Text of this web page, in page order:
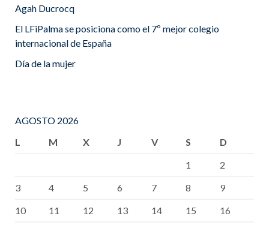
Agah Ducrocq
El LFiPalma se posiciona como el 7º mejor colegio
internacional de España
Día de la mujer
AGOSTO 2026
L
M X J V S
D
1
2
3
4 5 6 7 8
9
10
11 12 13 14 15
16